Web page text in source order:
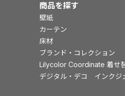
商品を探す
壁紙
カーテン
床材
ブランド・コレクション
Lilycolor Coordinate 着せ
デジタル・デコ インクジ